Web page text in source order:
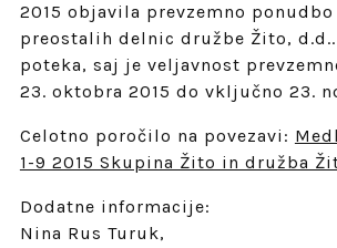
2015 objavila prevzemno
preostalih delnic družbe Žito, d.d..
poteka, saj je veljavnost
23. oktobra 2015 do vključno 23.
Celotno poročilo na povezavi:
1-9 2015 Skupina Žito in družba
Dodatne informacije:
Nina Rus Turuk,